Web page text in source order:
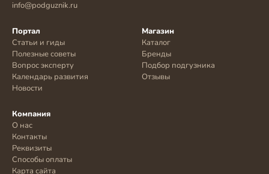
info@podguznik.ru
Портал
Статьи и гиды
Полезные советы
Вопрос эксперту
Календарь развития
Новости
Магазин
Каталог
Бренды
Подбор подгузника
Отзывы
Компания
О нас
Контакты
Реквизиты
Способы оплаты
Карта сайта